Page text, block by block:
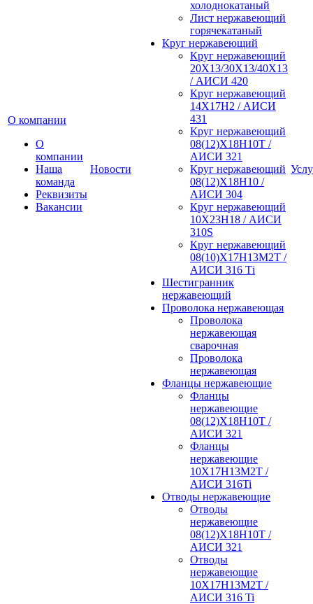
О компании
О
компании
Наша
команда
Реквизиты
Вакансии
Новости
холоднокатаный
Лист нержавеющий
горячекатаный
Круг нержавеющий
Круг нержавеющий
20Х13/30Х13/40Х13
/ АИСИ 420
Круг нержавеющий
14Х17Н2 / АИСИ
431
Круг нержавеющий
08(12)Х18Н10Т /
АИСИ 321
Круг нержавеющий
08(12)Х18Н10 /
АИСИ 304
Круг нержавеющий
10Х23Н18 / АИСИ
310S
Круг нержавеющий
08(10)Х17Н13М2Т /
АИСИ 316 Тi
Шестигранник
нержавеющий
Проволока нержавеющая
Проволока
нержавеющая
сварочная
Проволока
нержавеющая
Фланцы нержавеющие
Фланцы
нержавеющие
08(12)Х18Н10Т /
АИСИ 321
Фланцы
нержавеющие
10Х17Н13М2Т /
АИСИ 316Ti
Отводы нержавеющие
Отводы
нержавеющие
08(12)Х18Н10Т /
АИСИ 321
Отводы
нержавеющие
10Х17Н13М2Т /
АИСИ 316 Ti